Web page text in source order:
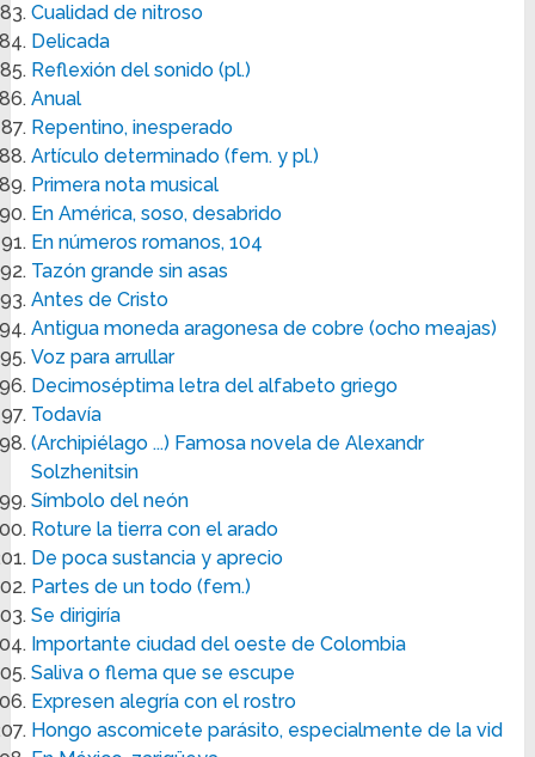
Cualidad de nitroso
Delicada
Reflexión del sonido (pl.)
Anual
Repentino, inesperado
Artículo determinado (fem. y pl.)
Primera nota musical
En América, soso, desabrido
En números romanos, 104
Tazón grande sin asas
Antes de Cristo
Antigua moneda aragonesa de cobre (ocho meajas)
Voz para arrullar
Decimoséptima letra del alfabeto griego
Todavía
(Archipiélago ...) Famosa novela de Alexandr
Solzhenitsin
Símbolo del neón
Roture la tierra con el arado
De poca sustancia y aprecio
Partes de un todo (fem.)
Se dirigiría
Importante ciudad del oeste de Colombia
Saliva o flema que se escupe
Expresen alegría con el rostro
Hongo ascomicete parásito, especialmente de la vid